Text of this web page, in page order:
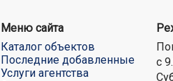
Меню сайта
Каталог объектов
Последние добавленные
Услуги агентства
с